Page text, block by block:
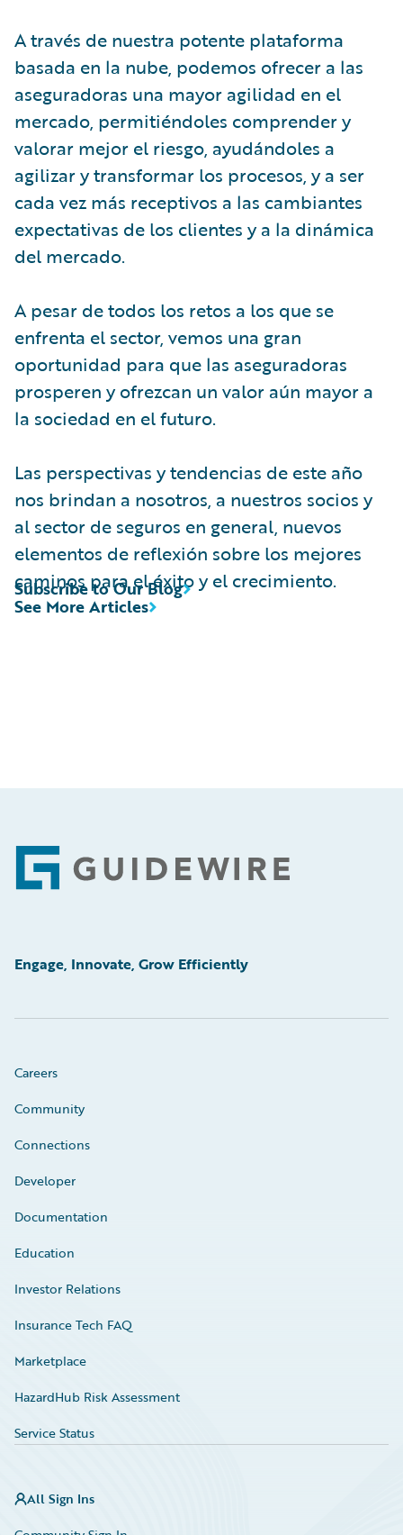
A través de nuestra potente plataforma
basada en la nube, podemos ofrecer a las
aseguradoras una mayor agilidad en el
mercado, permitiéndoles comprender y
valorar mejor el riesgo, ayudándoles a
agilizar y transformar los procesos, y a ser
cada vez más receptivos a las cambiantes
expectativas de los clientes y a la dinámica
del mercado.
A pesar de todos los retos a los que se
enfrenta el sector, vemos una gran
oportunidad para que las aseguradoras
prosperen y ofrezcan un valor aún mayor a
la sociedad en el futuro.
Las perspectivas y tendencias de este año
nos brindan a nosotros, a nuestros socios y
al sector de seguros en general, nuevos
elementos de reflexión sobre los mejores
caminos para el éxito y el crecimiento.
See More Articles
Subscribe to Our Blog
Footer
Engage, Innovate, Grow Efficiently
Careers
Community
Connections
Developer
Documentation
Education
Investor Relations
Insurance Tech FAQ
Marketplace
HazardHub Risk Assessment
Service Status
All Sign Ins